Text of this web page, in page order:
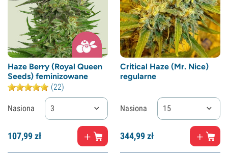
Haze Berry (Royal Queen
Seeds) feminizowane
(22)
Nasiona 3
107,99zł
Critical Haze (Mr. Nice)
regularne
Nasiona 15
344,99zł